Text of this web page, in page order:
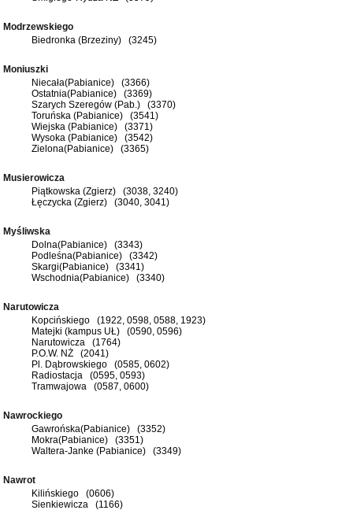
Modrzewskiego
Biedronka (Brzeziny) (3245)
Moniuszki
Niecała(Pabianice) (3366)
Ostatnia(Pabianice) (3369)
Szarych Szeregów (Pab.) (3370)
Toruńska (Pabianice) (3541)
Wiejska (Pabianice) (3371)
Wysoka (Pabianice) (3542)
Zielona(Pabianice) (3365)
Musierowicza
Piątkowska (Zgierz) (3038, 3240)
Łęczycka (Zgierz) (3040, 3041)
Myśliwska
Dolna(Pabianice) (3343)
Podleśna(Pabianice) (3342)
Skargi(Pabianice) (3341)
Wschodnia(Pabianice) (3340)
Narutowicza
Kopcińskiego (1922, 0598, 0588, 1923)
Matejki (kampus UŁ) (0590, 0596)
Narutowicza (1764)
P.O.W. NŻ (2041)
Pl. Dąbrowskiego (0585, 0602)
Radiostacja (0595, 0593)
Tramwajowa (0587, 0600)
Nawrockiego
Gawrońska(Pabianice) (3352)
Mokra(Pabianice) (3351)
Waltera-Janke (Pabianice) (3349)
Nawrot
Kilińskiego (0606)
Sienkiewicza (1166)